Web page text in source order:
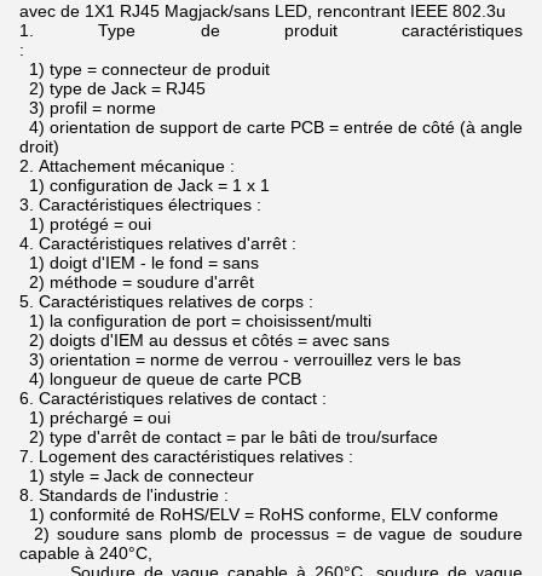
avec de 1X1 RJ45 Magjack/sans LED, rencontrant IEEE 802.3u
1.Type de produit caractéristiques
:
1) type = connecteur de produit
2) type de Jack = RJ45
3) profil = norme
4) orientation de support de carte PCB = entrée de côté (à angle
droit)
2. Attachement mécanique :
1) configuration de Jack = 1 x 1
3. Caractéristiques électriques :
1) protégé = oui
4. Caractéristiques relatives d'arrêt :
1) doigt d'IEM - le fond = sans
2) méthode = soudure d'arrêt
5. Caractéristiques relatives de corps :
1) la configuration de port = choisissent/multi
2) doigts d'IEM au dessus et côtés = avec sans
3) orientation = norme de verrou - verrouillez vers le bas
4) longueur de queue de carte PCB
6. Caractéristiques relatives de contact :
1) préchargé = oui
2) type d'arrêt de contact = par le bâti de trou/surface
7. Logement des caractéristiques relatives :
1) style = Jack de connecteur
8. Standards de l'industrie :
1) conformité de RoHS/ELV = RoHS conforme, ELV conforme
2) soudure sans plomb de processus = de vague de soudure
capable à 240°C,